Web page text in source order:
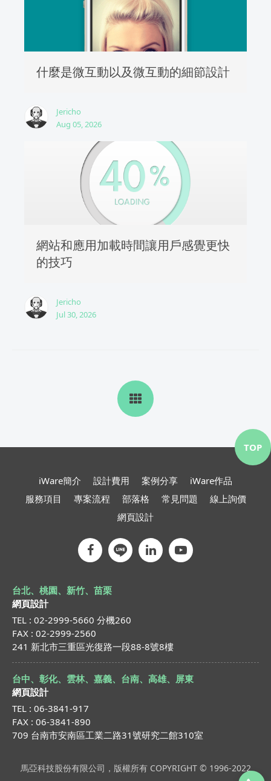
什麼是微互動以及微互動的細節設計
Jericho
Aug 05, 2026
網站和應用加載時間讓用戶感覺更快
的技巧
Jericho
Jul 30, 2026
iWare簡介 設計費用 案例分享
iWare作品
服務項目
專案流程 部落格 常見問題
線上詢價
網頁設計
台北、桃園、新竹、苗栗
網頁設計
TEL : 02-2999-5660 分機260
FAX : 02-2999-2560
241 新北市三重區光復路一段88-8號8樓
台中、彰化、雲林、嘉義、台南、高雄、屏東
網頁設計
TEL : 06-3841-917
FAX : 06-3841-890
709 台南市安南區工業二路31號研究二館310室
馬亞科技股份有限公司，版權所有 COPYRIGHT © 1996-2022
TOP